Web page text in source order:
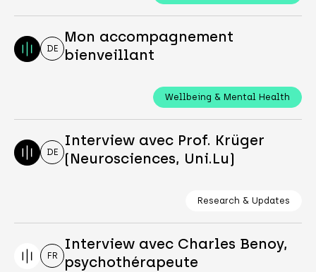
DE
Mon accompagnement
bienveillant
Wellbeing & Mental Health
DE
Interview avec Prof. Krüger
(Neurosciences, Uni.Lu)
Research & Updates
FR
Interview avec Charles Benoy,
psychothérapeute